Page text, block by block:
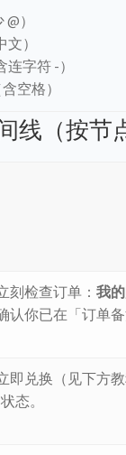
@）
文）
连字符 -）
含空格）
线（按节
刻检查订单：我
认你已在「订单
即兑换（见下方
态。